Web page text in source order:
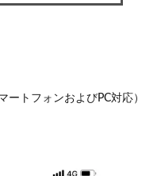
ートフォンおよびPC対応）